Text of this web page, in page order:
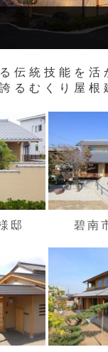
伝統技能を活
るむくり屋根
邸 碧南